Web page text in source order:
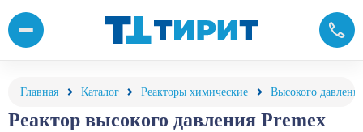
Главная Каталог Реакторы химические Высокого
Реактор высокого давления Premex